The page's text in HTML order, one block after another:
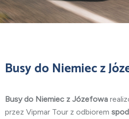
Busy do Niemiec z
Busy do Niemiec z Józefowa
przez Vipmar Tour z odbiorem